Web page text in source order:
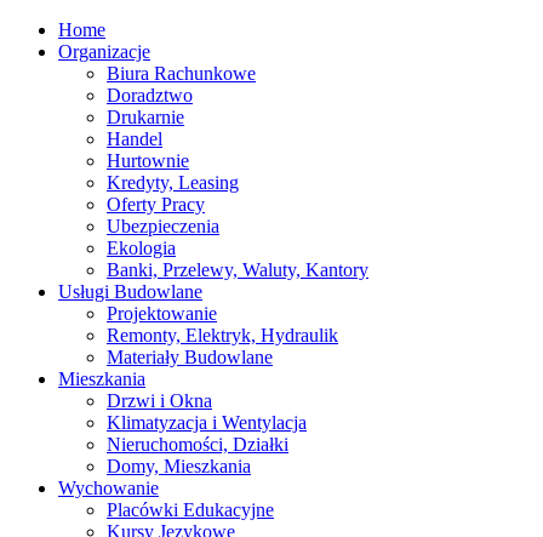
Home
Organizacje
Biura Rachunkowe
Doradztwo
Drukarnie
Handel
Hurtownie
Kredyty, Leasing
Oferty Pracy
Ubezpieczenia
Ekologia
Banki, Przelewy, Waluty, Kantory
Usługi Budowlane
Projektowanie
Remonty, Elektryk, Hydraulik
Materiały Budowlane
Mieszkania
Drzwi i Okna
Klimatyzacja i Wentylacja
Nieruchomości, Działki
Domy, Mieszkania
Wychowanie
Placówki Edukacyjne
Kursy Językowe